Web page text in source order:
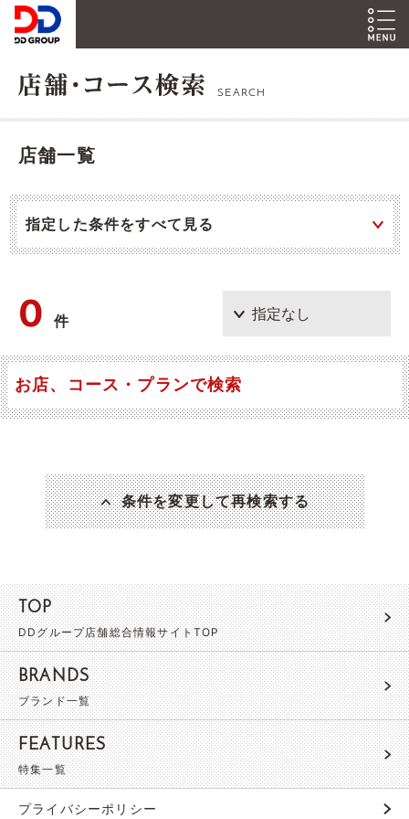
SEARCH
店舗一覧
指定した条件をすべて見る
0件
お店、コース・プランで検索
条件を変更して再検索する
TOP
DDグループ店舗総合情報サイトTOP
BRANDS
ブランド一覧
FEATURES
特集一覧
プライバシーポリシー